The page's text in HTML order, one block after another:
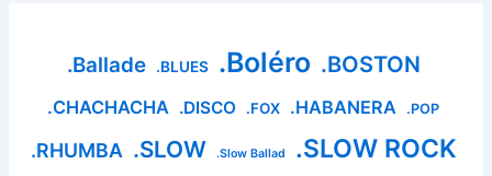
.Ballade .BLUES .Boléro .BOSTON
.CHACHACHA .DISCO .FOX .HABANERA .POP
.RHUMBA .SLOW .Slow Ballad .SLOW ROCK